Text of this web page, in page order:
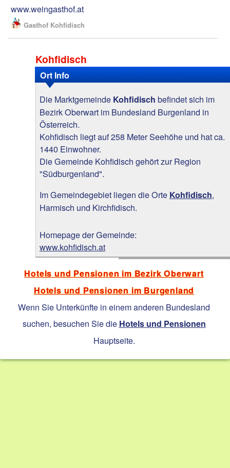
www.weingasthof.at
Gasthof Kohfidisch
Kohfidisch
Ort Info
Die Marktgemeinde Kohfidisch befindet sich im
Bezirk Oberwart im Bundesland Burgenland in
Österreich.
Kohfidisch liegt auf 258 Meter Seehöhe und hat ca.
1440 Einwohner.
Die Gemeinde Kohfidisch gehört zur Region
"Südburgenland".
Im Gemeindegebiet liegen die Orte Kohfidisch,
Harmisch und Kirchfidisch.
Homepage der Gemeinde:
www.kohfidisch.at
Hotels und Pensionen im Bezirk Oberwart
Hotels und Pensionen im Burgenland
Wenn Sie Unterkünfte in einem anderen Bundesland
suchen, besuchen Sie die Hotels und Pensionen
Hauptseite.